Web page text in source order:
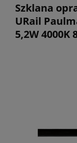
Szklana
URail
5,2W 4000K